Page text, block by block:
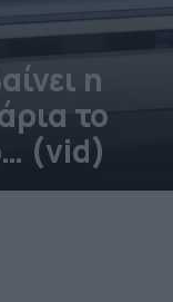
η
το
(vid)